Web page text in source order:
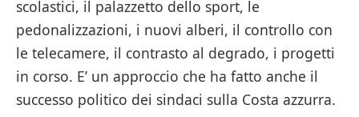
scolastici, il palazzetto dello sport, le
pedonalizzazioni, i nuovi alberi, il controllo con
le telecamere, il contrasto al degrado, i progetti
in corso. E’ un approccio che ha fatto anche il
successo politico dei sindaci sulla Costa azzurra.